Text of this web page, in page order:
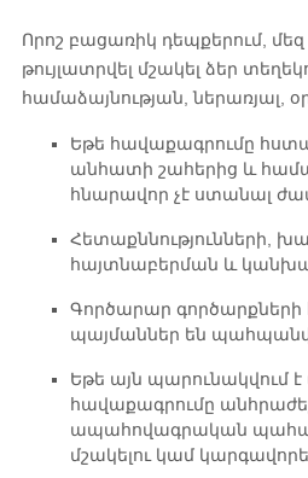
Որոշ բացառիկ դեպքերում, մեզ
թույլատրվել մշակել ձեր
համաձայնության, ներառյալ,
Եթե ​​հավաքագրումը
անհատի շահերից և
հնարավոր չէ ստանալ
Հետաքննությունների,
հայտնաբերման և
Գործարար գործարքների
պայմաններ են
Եթե ​​այն պարունակվում է
հավաքագրումը
ապահովագրական
մշակելու կամ